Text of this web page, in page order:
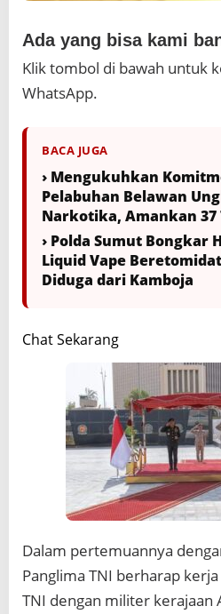
Ada yang bisa kami
Klik tombol di bawah untuk
WhatsApp.
BACA JUGA
› Mengukuhkan
Pelabuhan Belawan
Narkotika, Amankan 37
› Polda Sumut Bongkar
Liquid Vape
Diduga dari Kamboja
Chat Sekarang
Dalam pertemuannya
Panglima TNI berharap
TNI dengan militer kerajaan